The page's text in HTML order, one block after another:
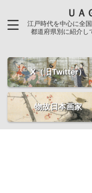
ＵＡ
江戸時代を中心に全
都道府県別に紹介し
X（旧Twitter）
物故日本画家